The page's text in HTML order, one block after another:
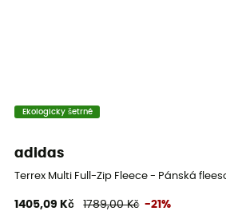
Ekologicky šetrné
adidas
Terrex Multi Full-Zip Fleece - Pánská
1405,09 Kč 1789,00 Kč -21%